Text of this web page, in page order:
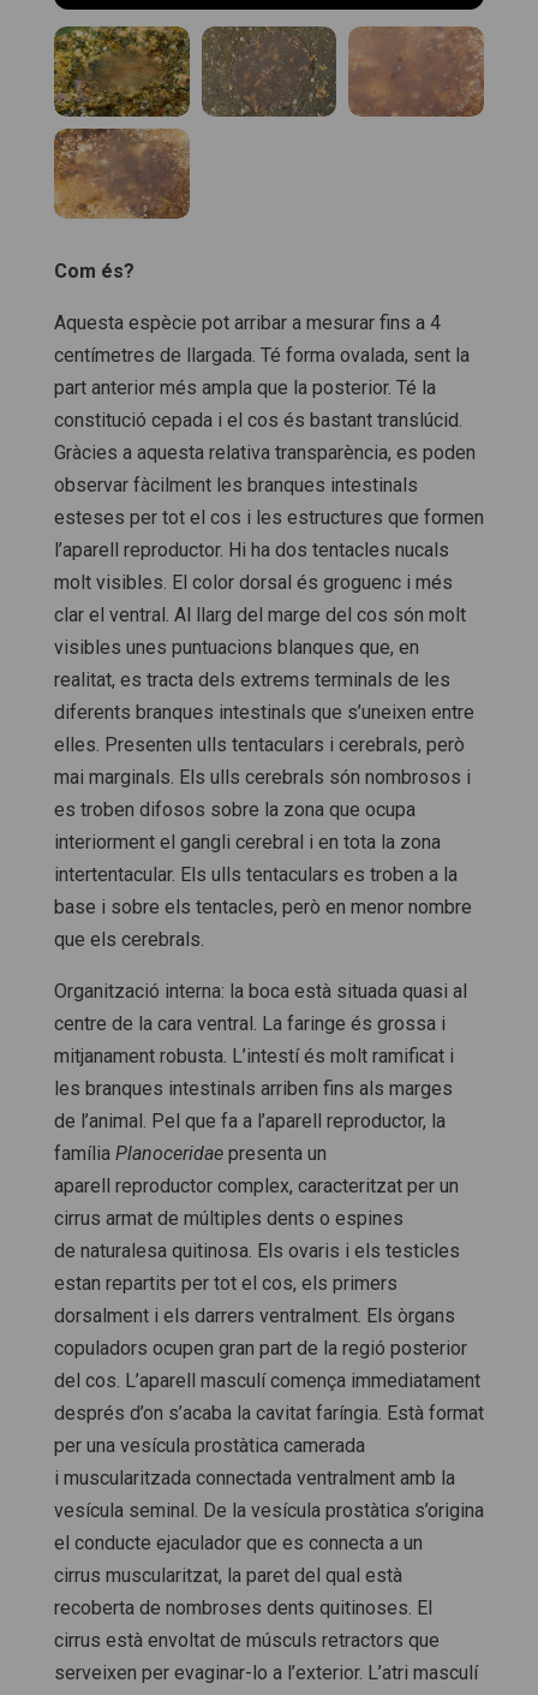
Com és?
Aquesta espècie pot arribar a mesurar fins a 4
centímetres de llargada. Té forma ovalada, sent la
part anterior més ampla que la posterior. Té la
constitució cepada i el cos és bastant translúcid.
Gràcies a aquesta relativa transparència, es poden
observar fàcilment les branques intestinals
esteses per tot el cos i les estructures que formen
l’aparell reproductor. Hi ha dos tentacles nucals
molt visibles. El color dorsal és groguenc i més
clar el ventral. Al llarg del marge del cos són molt
visibles unes puntuacions blanques que, en
realitat, es tracta dels extrems terminals de les
diferents branques intestinals que s’uneixen entre
elles. Presenten ulls tentaculars i cerebrals, però
mai marginals. Els ulls cerebrals són nombrosos i
es troben difosos sobre la zona que ocupa
interiorment el gangli cerebral i en tota la zona
intertentacular. Els ulls tentaculars es troben a la
base i sobre els tentacles, però en menor nombre
que els cerebrals.
Organització interna: la boca està situada quasi al
centre de la cara ventral. La faringe és grossa i
mitjanament robusta. L’intestí és molt ramificat i
les branques intestinals arriben fins als marges
de l’animal. Pel que fa a l’aparell reproductor, la
família Planoceridaepresenta un
aparell reproductor complex, caracteritzat per un
cirrus armat de múltiples dents o espines
de naturalesa quitinosa. Els ovaris i els testicles
estan repartits per tot el cos, els primers
dorsalment i els darrers ventralment. Els òrgans
copuladors ocupen gran part de la regió posterior
del cos. L’aparell masculí comença immediatament
després d’on s’acaba la cavitat faríngia. Està format
per una vesícula prostàtica camerada
i muscularitzada connectada ventralment amb la
vesícula seminal. De la vesícula prostàtica s’origina
el conducte ejaculador que es connecta a un
cirrus muscularitzat, la paret del qual està
recoberta de nombroses dents quitinoses. El
cirrus està envoltat de músculs retractors que
serveixen per evaginar-lo a l’exterior. L’atri masculí